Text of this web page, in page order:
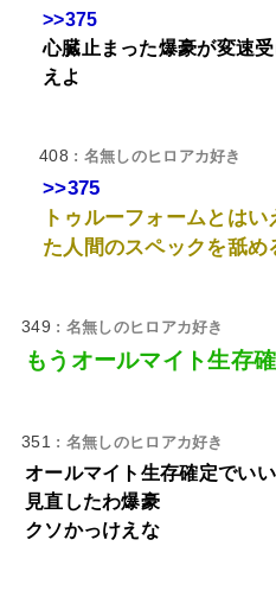
>>375
心臓止まった爆豪が変速
えよ
408 : 名無しのヒロアカ好き
>>375
トゥルーフォームとは
た人間のスペックを舐め
349 : 名無しのヒロアカ好き
もうオールマイト生存
351 : 名無しのヒロアカ好き
オールマイト生存確定でい
見直したわ爆豪
クソかっけえな